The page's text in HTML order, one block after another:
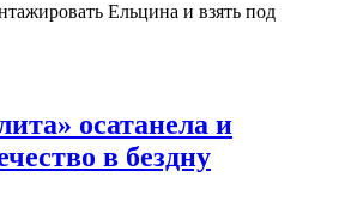
Ельцина и взять под
осатанела и
в бездну